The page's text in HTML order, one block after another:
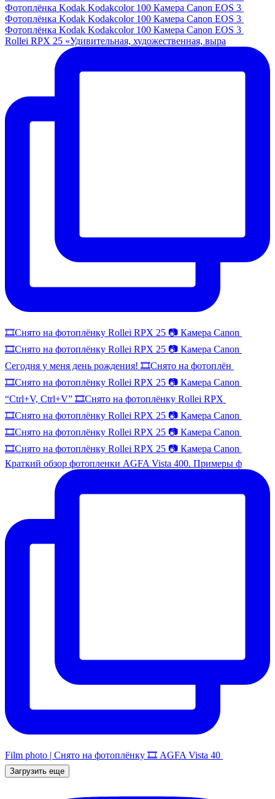
Фотоплёнка Kodak Kodakcolor 100 Камера Canon EOS 3
Фотоплёнка Kodak Kodakcolor 100 Камера Canon EOS 3
Фотоплёнка Kodak Kodakcolor 100 Камера Canon EOS 3
Rollei RPX 25 «Удивительная, художественная, выра
🎞️Снято на фотоплёнку Rollei RPX 25 📷 Камера Canon
🎞️Снято на фотоплёнку Rollei RPX 25 📷 Камера Canon
Сегодня у меня день рождения! 🎞️Снято на фотоплён
🎞️Снято на фотоплёнку Rollei RPX 25 📷 Камера Canon
“Ctrl+V, Ctrl+V” 🎞️Снято на фотоплёнку Rollei RPX
🎞️Снято на фотоплёнку Rollei RPX 25 📷 Камера Canon
🎞️Снято на фотоплёнку Rollei RPX 25 📷 Камера Canon
🎞️Снято на фотоплёнку Rollei RPX 25 📷 Камера Canon
Краткий обзор фотопленки AGFA Vista 400. Примеры ф
Film photo | Снято на фотоплёнку 🎞️ AGFA Vista 40
Загрузить еще